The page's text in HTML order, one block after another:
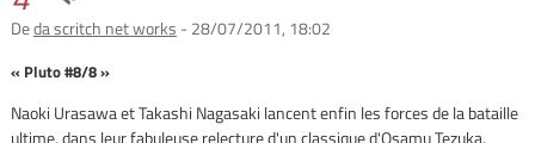
Deda scritch net works - 28/07/2011, 18:02
« Pluto #8/8 »
Naoki Urasawa et Takashi Nagasaki lancent enfin les forces de la bataille
ultime, dans leur fabuleuse relecture d'un classique d'Osamu Tezuka.